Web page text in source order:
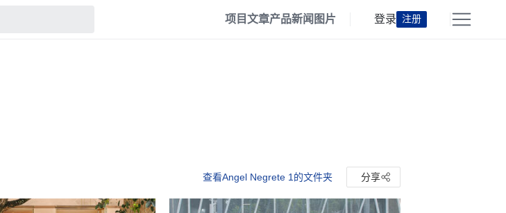
项目文章产品新闻 图片 登录 注册
查看Angel Negrete 1的文件夹 分享